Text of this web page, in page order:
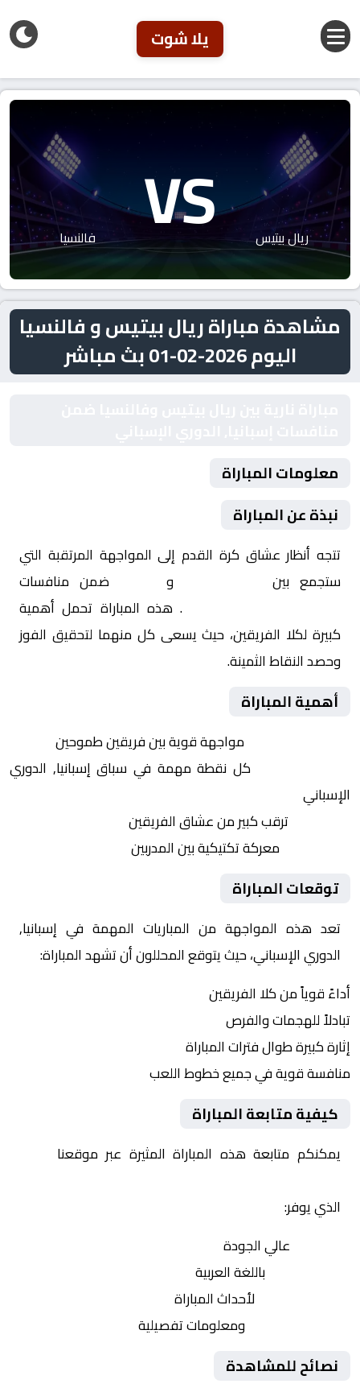
يلا شوت
ريال بيتيس VS فالنسيا
مشاهدة مباراة ريال بيتيس و فالنسيا
اليوم 2026-02-01 بث مباشر
معلومات المباراة
نبذة عن المباراة
تتجه أنظار عشاق كرة القدم إلى المواجهة المرتقبة التي
ستجمع بين
وفالنسيا
ضمن منافسات
. هذه المباراة تحمل أهمية
كبيرة لكلا الفريقين، حيث يسعى كل منهما لتحقيق الفوز
وحصد النقاط الثمينة.
أهمية المباراة
مواجهة قوية بين فريقين طموحين
كل نقطة مهمة في سباق إسبانيا, الدوري
الإسباني
ترقب كبير من عشاق الفريقين
معركة تكتيكية بين المدربين
توقعات المباراة
تعد هذه المواجهة من المباريات المهمة في إسبانيا,
الدوري الإسباني، حيث يتوقع المحللون أن تشهد المباراة:
أداءً قوياً من كلا الفريقين
تبادلاً للهجمات والفرص
إثارة كبيرة طوال فترات المباراة
منافسة قوية في جميع خطوط اللعب
كيفية متابعة المباراة
يمكنكم متابعة هذه المباراة المثيرة عبر موقعنا
الذي يوفر:
عالي الجودة
باللغة العربية
لأحداث المباراة
ومعلومات تفصيلية
نصائح للمشاهدة